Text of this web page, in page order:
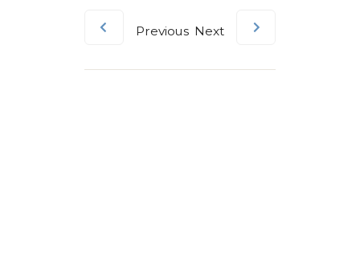
Previous Next